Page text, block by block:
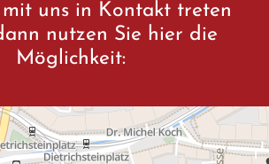
mit uns in Kontakt treten
nutzen Sie hier die
Möglichkeit: